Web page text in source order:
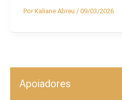
PorKaliane Abreu / 09/03/2026
Apoiadores